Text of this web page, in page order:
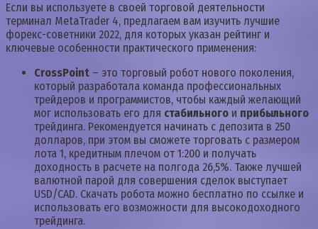
Если вы используете в своей торговой деятельности
терминал MetaTrader 4, предлагаем вам изучить лучшие
форекс-советники 2022, для которых указан рейтинг и
ключевые особенности практического применения:
CrossPoint – это торговый робот нового поколения,
который разработала команда профессиональных
трейдеров и программистов, чтобы каждый желающий
мог использовать его для стабильного и прибыльного
трейдинга. Рекомендуется начинать с депозита в 250
долларов, при этом вы сможете торговать с размером
лота 1, кредитным плечом от 1:200 и получать
доходность в расчете на полгода 26,5%. Также лучшей
валютной парой для совершения сделок выступает
USD/CAD. Скачать робота можно бесплатно по ссылке и
использовать его возможности для высокодоходного
трейдинга.